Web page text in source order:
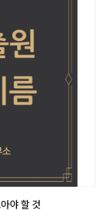
야 할 것